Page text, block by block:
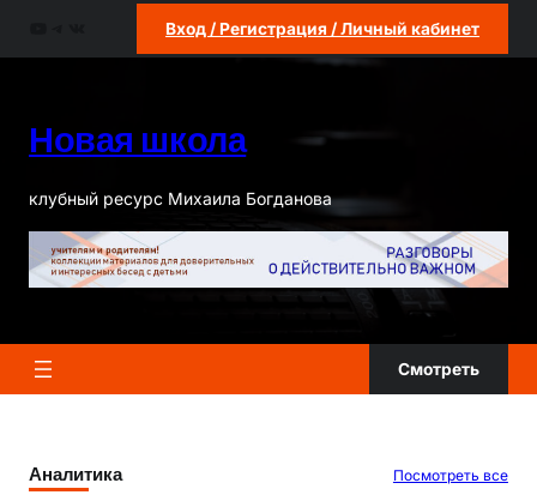
Вход / Регистрация / Личный кабинет
Новая школа
клубный ресурс Михаила Богданова
Смотреть
Аналитика Посмотреть все